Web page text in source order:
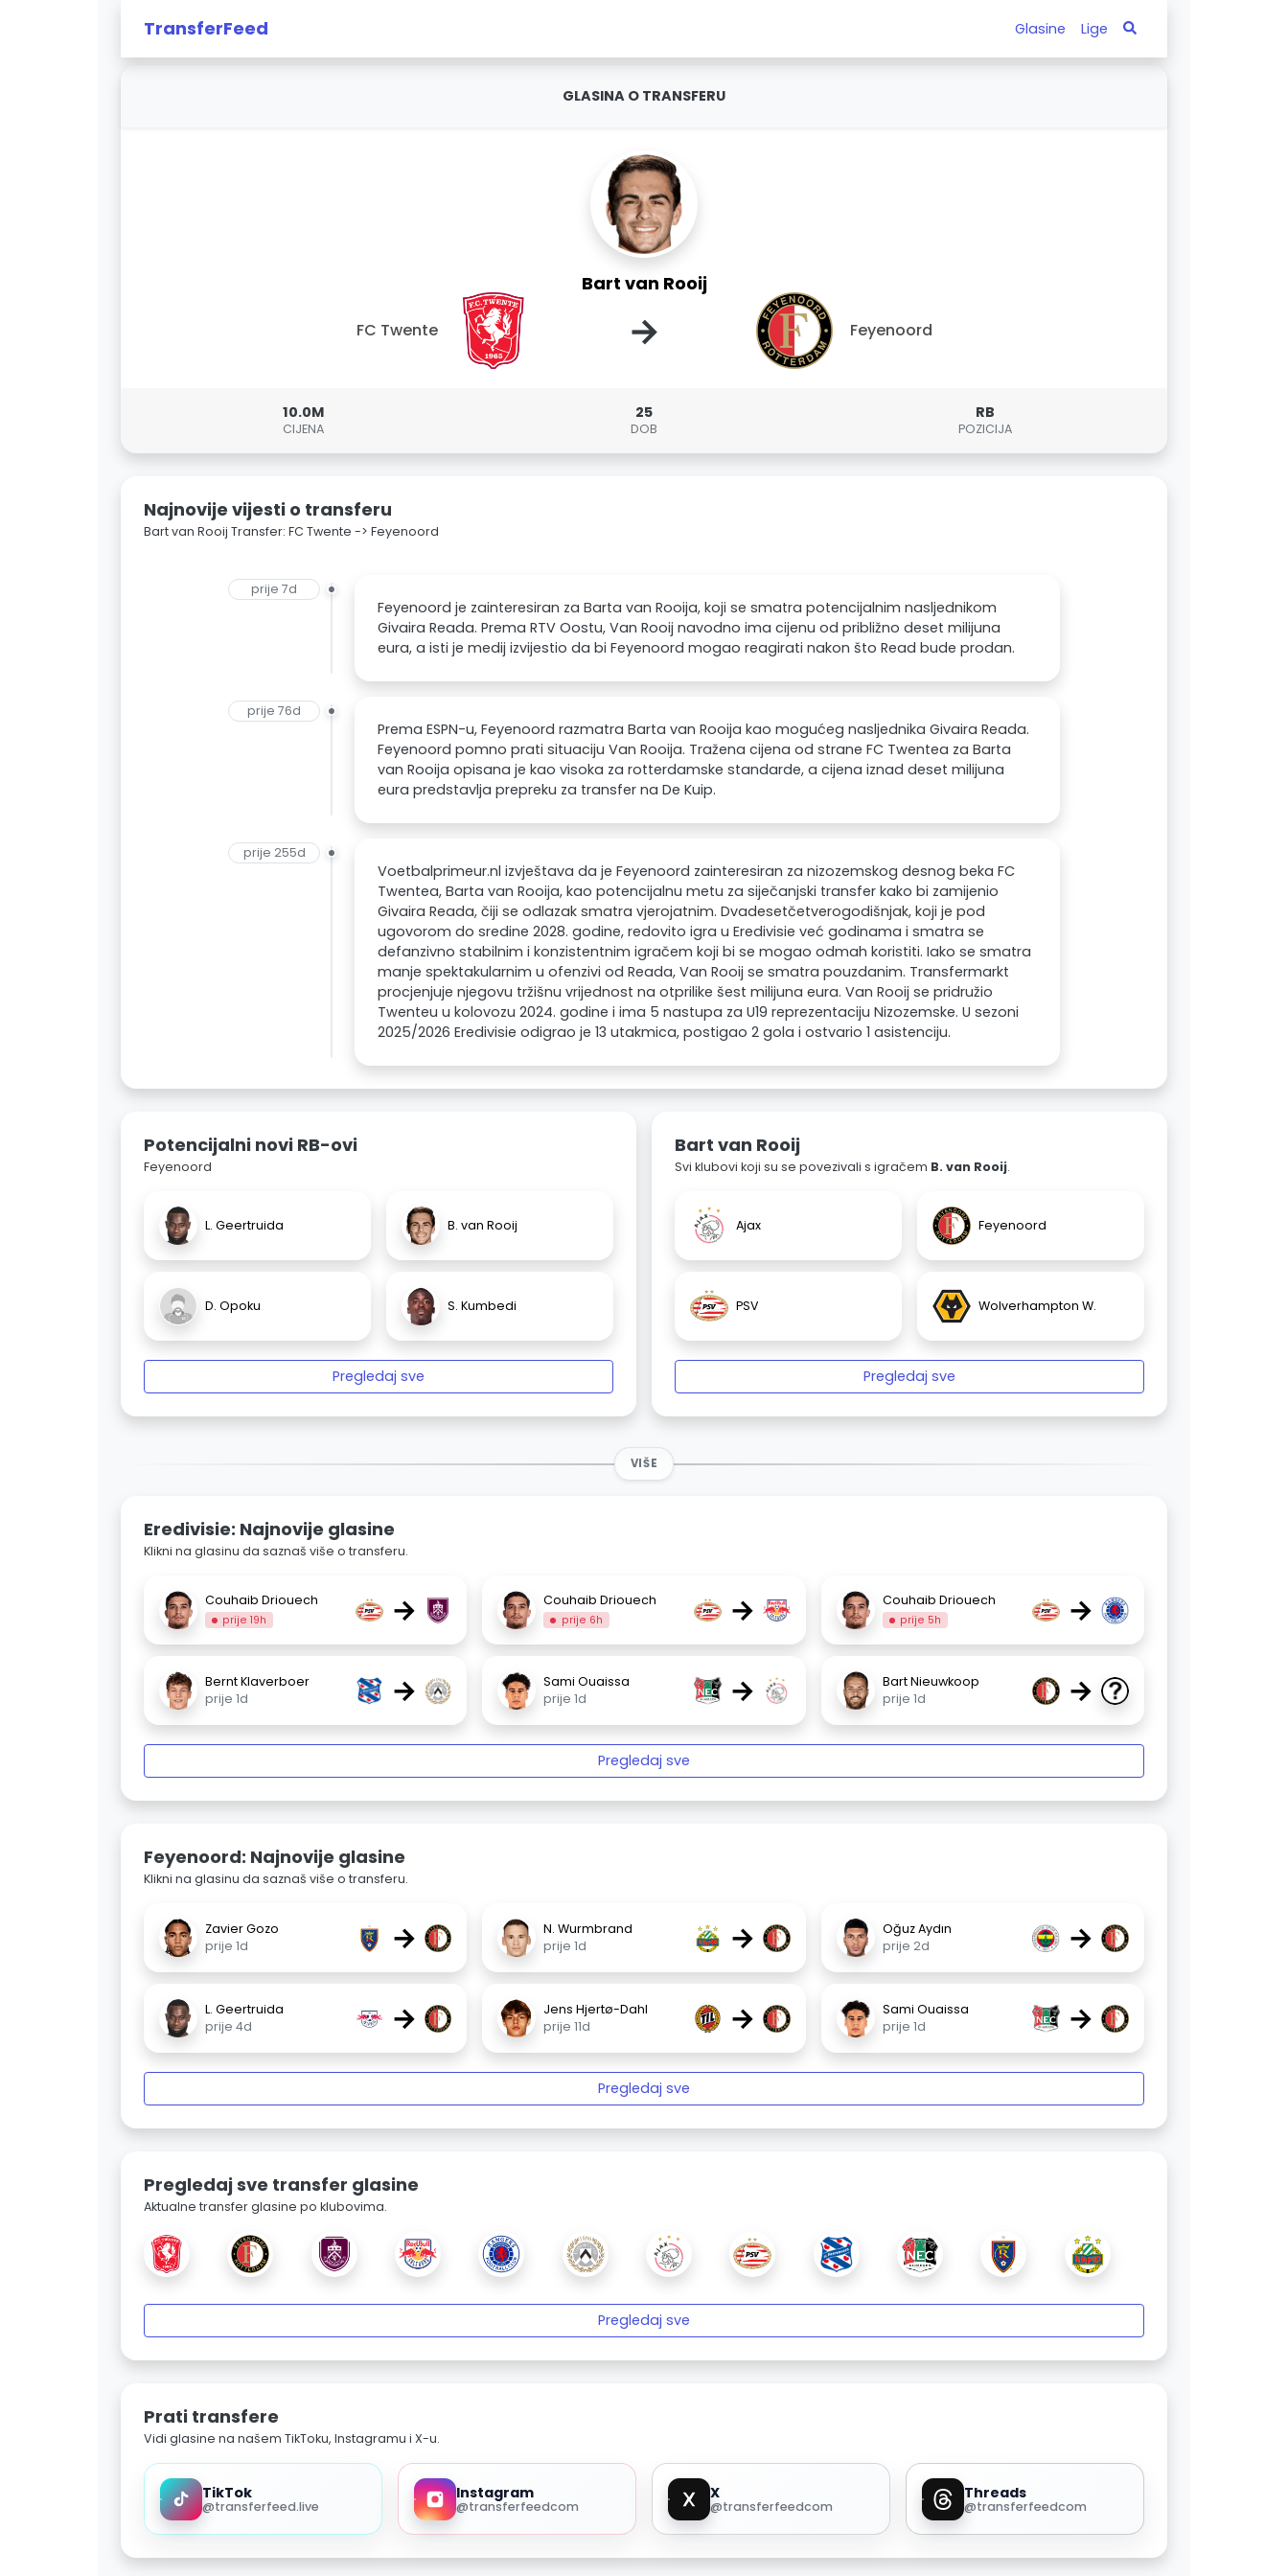
TransferFeed Glasine Lige
GLASINA O TRANSFERU
Bart van Rooij
FC Twente → Feyenoord
10.0M
CIJENA
25
DOB
RB
POZICIJA
Najnovije vijesti o transferu
Bart van Rooij Transfer: FC Twente -> Feyenoord
prije 7d
Feyenoord je zainteresiran za Barta van Rooija, koji se smatra potencijalnim nasljednikom
Givaira Reada. Prema RTV Oostu, Van Rooij navodno ima cijenu od približno deset milijuna
eura, a isti je medij izvijestio da bi Feyenoord mogao reagirati nakon što Read bude prodan.
prije 76d
Prema ESPN-u, Feyenoord razmatra Barta van Rooija kao mogućeg nasljednika Givaira Reada.
Feyenoord pomno prati situaciju Van Rooija. Tražena cijena od strane FC Twentea za Barta
van Rooija opisana je kao visoka za rotterdamske standarde, a cijena iznad deset milijuna
eura predstavlja prepreku za transfer na De Kuip.
prije 255d
Voetbalprimeur.nl izvještava da je Feyenoord zainteresiran za nizozemskog desnog beka FC
Twentea, Barta van Rooija, kao potencijalnu metu za siječanjski transfer kako bi zamijenio
Givaira Reada, čiji se odlazak smatra vjerojatnim. Dvadesetčetverogodišnjak, koji je pod
ugovorom do sredine 2028. godine, redovito igra u Eredivisie već godinama i smatra se
defanzivno stabilnim i konzistentnim igračem koji bi se mogao odmah koristiti. Iako se smatra
manje spektakularnim u ofenzivi od Reada, Van Rooij se smatra pouzdanim. Transfermarkt
procjenjuje njegovu tržišnu vrijednost na otprilike šest milijuna eura. Van Rooij se pridružio
Twenteu u kolovozu 2024. godine i ima 5 nastupa za U19 reprezentaciju Nizozemske. U sezoni
2025/2026 Eredivisie odigrao je 13 utakmica, postigao 2 gola i ostvario 1 asistenciju.
Potencijalni novi RB-ovi
Feyenoord
L. Geertruida B. van Rooij
D. Opoku S. Kumbedi
Pregledaj sve
Bart van Rooij
Svi klubovi koji su se povezivali s igračem B. van Rooij.
Ajax Feyenoord
PSV Wolverhampton W.
Pregledaj sve
VIŠE
Eredivisie: Najnovije glasine
Klikni na glasinu da saznaš više o transferu.
Couhaib Driouech
prije 19h → Couhaib Driouech
prije 6h → Couhaib Driouech
prije 5h →
Bernt Klaverboer
prije 1d
→
Sami Ouaissa
prije 1d
→
Bart Nieuwkoop
prije 1d
→
Pregledaj sve
Feyenoord: Najnovije glasine
Klikni na glasinu da saznaš više o transferu.
Zavier Gozo
prije 1d
→
N. Wurmbrand
prije 1d
→
Oğuz Aydın
prije 2d
→
L. Geertruida
prije 4d
→
Jens Hjertø-Dahl
prije 11d
→
Sami Ouaissa
prije 1d
→
Pregledaj sve
Pregledaj sve transfer glasine
Aktualne transfer glasine po klubovima.
Pregledaj sve
Prati transfere
Vidi glasine na našem TikToku, Instagramu i X-u.
TikTok
@transferfeed.live
Instagram
@transferfeedcom
X
@transferfeedcom
Threads
@transferfeedcom